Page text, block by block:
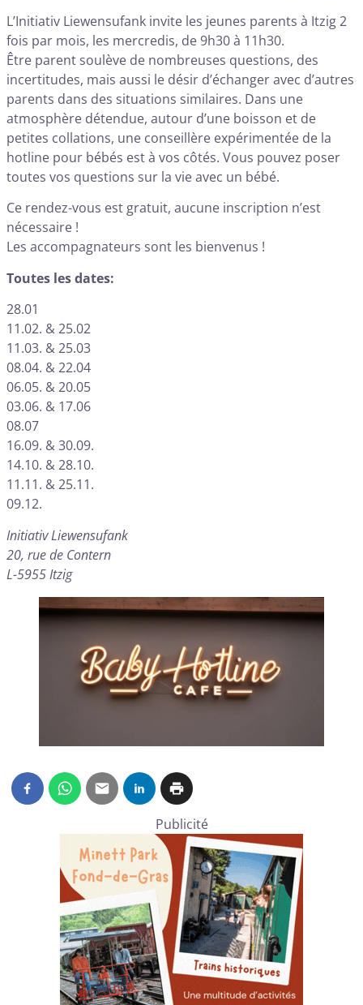
L’Initiativ Liewensufank invite les jeunes parents à Itzig 2
fois par mois, les mercredis, de 9h30 à 11h30.
Être parent soulève de nombreuses questions, des
incertitudes, mais aussi le désir d’échanger avec d’autres
parents dans des situations similaires. Dans une
atmosphère détendue, autour d’une boisson et de
petites collations, une conseillère expérimentée de la
hotline pour bébés est à vos côtés. Vous pouvez poser
toutes vos questions sur la vie avec un bébé.
Ce rendez-vous est gratuit, aucune inscription n’est
nécessaire !
Les accompagnateurs sont les bienvenus !
Toutes les dates:
28.01
11.02. & 25.02
11.03. & 25.03
08.04. & 22.04
06.05. & 20.05
03.06. & 17.06
08.07
16.09. & 30.09.
14.10. & 28.10.
11.11. & 25.11.
09.12.
Initiativ Liewensufank
20, rue de Contern
L-5955 Itzig
Publicité